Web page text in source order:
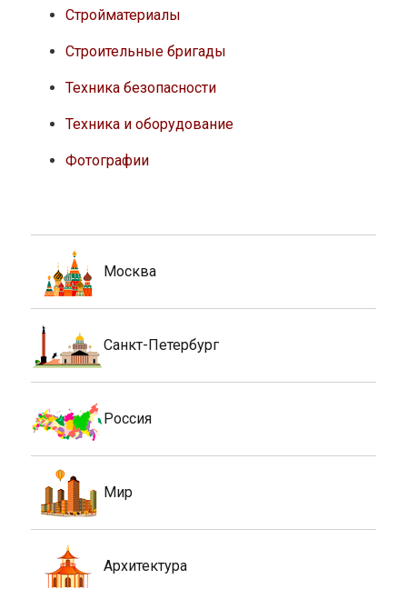
Стройматериалы
Строительные бригады
Техника безопасности
Техника и оборудование
Фотографии
Москва
Санкт-Петербург
Россия
Мир
Архитектура